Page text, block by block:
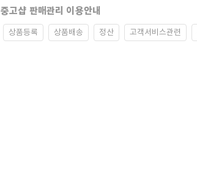
중고샵 판매관리 이용안내
상품등록 상품배송 정산 고객서비스관련